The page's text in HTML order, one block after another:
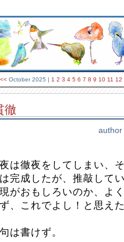
<< October 2025 | 1 2 3 4 5 6 7 8 9 10 11 12
徹
は徹夜をしてしまい、
完成したが、推敲して
がおもしろいのか、よ
、これでよし！と思え
は書けず。